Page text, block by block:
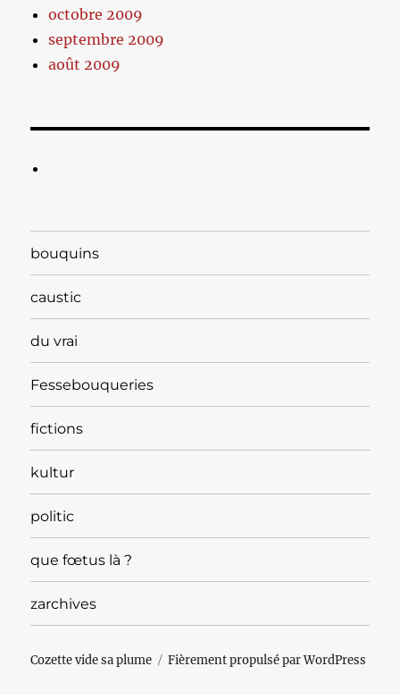
octobre 2009
septembre 2009
août 2009
bouquins
caustic
du vrai
Fessebouqueries
fictions
kultur
politic
que fœtus là ?
zarchives
Cozette vide sa plume Fièrement propulsé par WordPress